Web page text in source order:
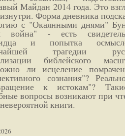
Майдан 2014 года. Это
Форма дневника
с "Окаянными днями"
война" - есть
и попытка
трагедии
библейского
ли исцеление
сознания"?
к истокам"?
вопросы возникают при
книги.